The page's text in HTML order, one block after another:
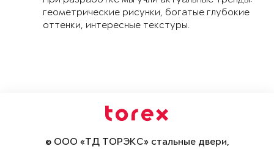
геометрические рисунки, богатые глубокие
оттенки, интересные текстуры.
© ООО «ТД ТОРЭКС» стальные двери,